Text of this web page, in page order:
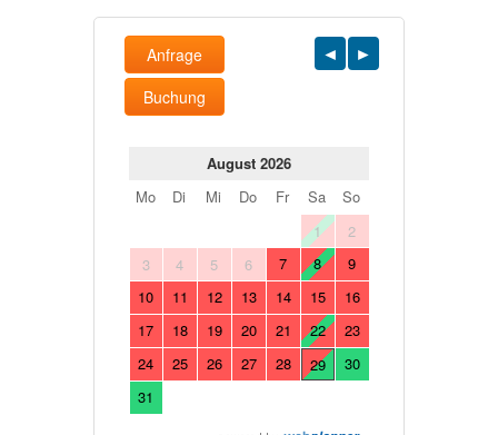
Anfrage
Buchung
August 2026
Mo
Di Mi Do Fr Sa
So
1
2
3
4 5 6 7 8
9
10
11 12 13 14 15
16
17
18 19 20 21 22
23
24
25 26 27 28 29
30
31